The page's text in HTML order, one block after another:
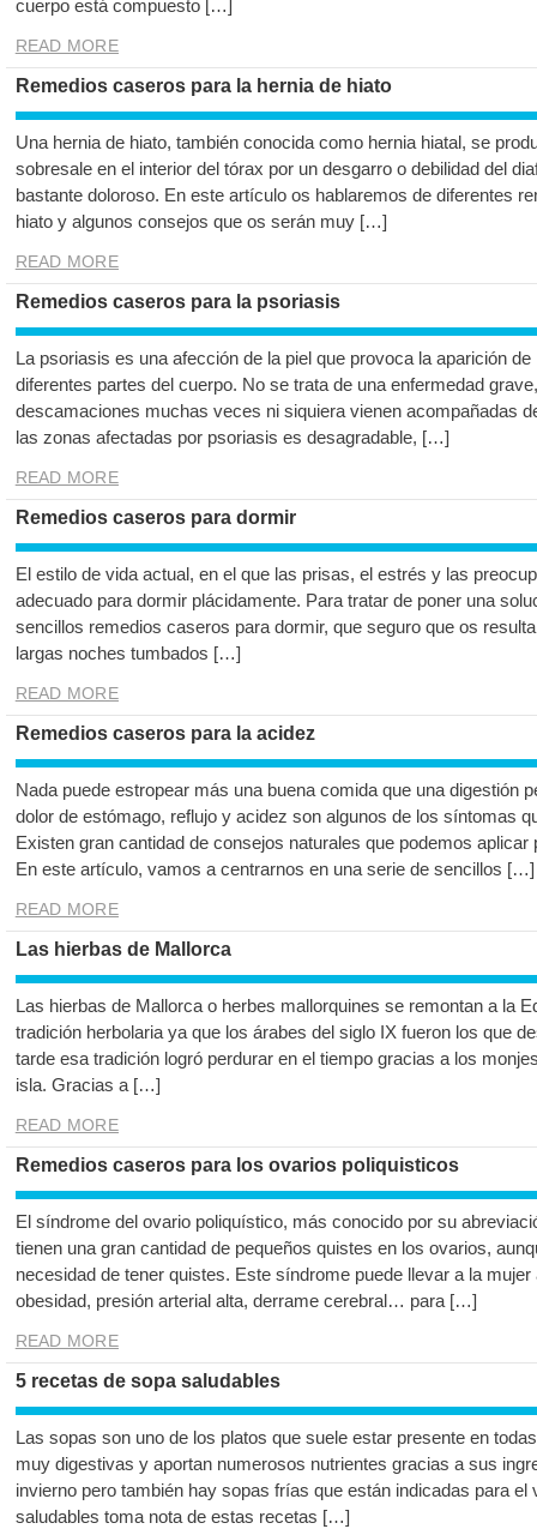
cuerpo está compuesto […]
READ MORE
Remedios caseros para la hernia de hiato
Una hernia de hiato, también conocida como hernia hiatal, se
sobresale en el interior del tórax por un desgarro o debilidad del
bastante doloroso. En este artículo os hablaremos de diferentes
hiato y algunos consejos que os serán muy […]
READ MORE
Remedios caseros para la psoriasis
La psoriasis es una afección de la piel que provoca la aparición
diferentes partes del cuerpo. No se trata de una enfermedad
descamaciones muchas veces ni siquiera vienen acompañadas
las zonas afectadas por psoriasis es desagradable, […]
READ MORE
Remedios caseros para dormir
El estilo de vida actual, en el que las prisas, el estrés y las
adecuado para dormir plácidamente. Para tratar de poner una
sencillos remedios caseros para dormir, que seguro que os
largas noches tumbados […]
READ MORE
Remedios caseros para la acidez
Nada puede estropear más una buena comida que una digestión
dolor de estómago, reflujo y acidez son algunos de los síntomas
Existen gran cantidad de consejos naturales que podemos
En este artículo, vamos a centrarnos en una serie de sencillos […]
READ MORE
Las hierbas de Mallorca
Las hierbas de Mallorca o herbes mallorquines se remontan a la
tradición herbolaria ya que los árabes del siglo IX fueron los que
tarde esa tradición logró perdurar en el tiempo gracias a los
isla. Gracias a […]
READ MORE
Remedios caseros para los ovarios poliquisticos
El síndrome del ovario poliquístico, más conocido por su
tienen una gran cantidad de pequeños quistes en los ovarios,
necesidad de tener quistes. Este síndrome puede llevar a la
obesidad, presión arterial alta, derrame cerebral… para […]
READ MORE
5 recetas de sopa saludables
Las sopas son uno de los platos que suele estar presente en
muy digestivas y aportan numerosos nutrientes gracias a sus
invierno pero también hay sopas frías que están indicadas para
saludables toma nota de estas recetas […]